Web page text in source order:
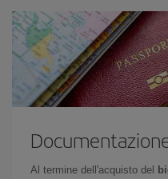
Al termine dell'acquisto del